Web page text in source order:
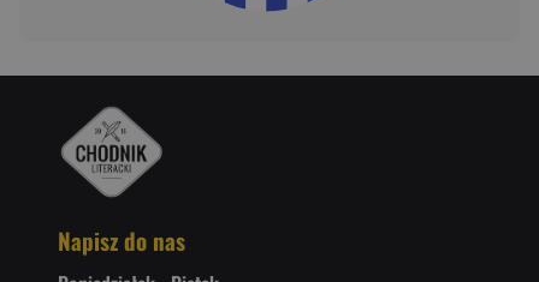
Napisz do nas